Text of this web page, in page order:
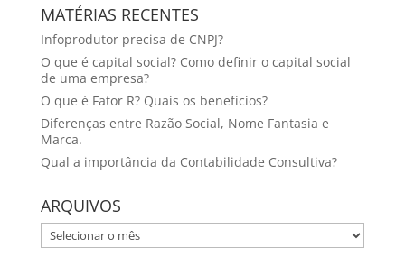
MATÉRIAS RECENTES
Infoprodutor precisa de CNPJ?
O que é capital social? Como definir o capital social
de uma empresa?
O que é Fator R? Quais os benefícios?
Diferenças entre Razão Social, Nome Fantasia e
Marca.
Qual a importância da Contabilidade Consultiva?
ARQUIVOS
ARQUIVOS